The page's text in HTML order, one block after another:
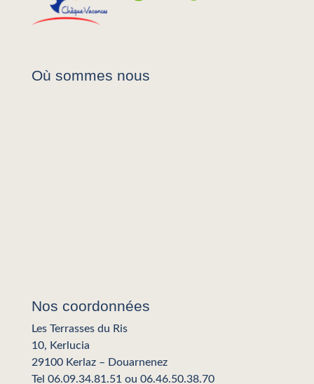
Où sommes nous
Nos coordonnées
Les Terrasses du Ris
10, Kerlucia
29100 Kerlaz – Douarnenez
Tel 06.09.34.81.51 ou 06.46.50.38.70